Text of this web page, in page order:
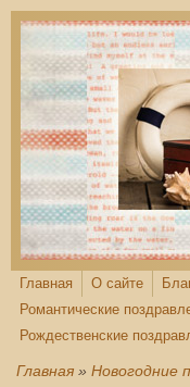
Перейти к основному
Главная О сайте
Романтические
Рождественские
Главная » Новогодние